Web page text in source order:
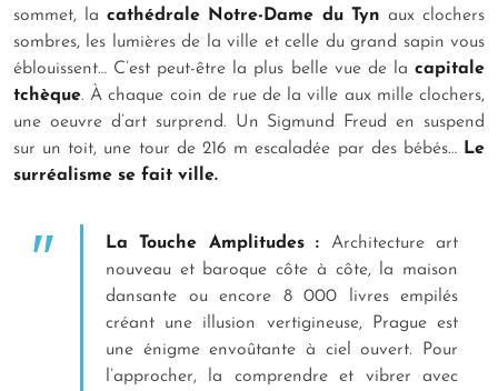
sommet, lacathédrale Notre-Dame du Tyn aux clochers
sombres, les lumières de la ville et celle du grand sapin vous
éblouissent… C’est peut-être la plus belle vue de la capitale
tchèque. À chaque coin de rue de la ville aux mille clochers,
une oeuvre d’art surprend. Un Sigmund Freud en suspend
sur un toit, une tour de 216 m escaladée par des bébés… Le
surréalisme se fait ville.
La Touche Amplitudes : Architecture art
nouveau et baroque côte à côte, la maison
dansante ou encore 8 000 livres empilés
créant une illusion vertigineuse, Prague est
une énigme envoûtante à ciel ouvert. Pour
l’approcher, la comprendre et vibrer avec